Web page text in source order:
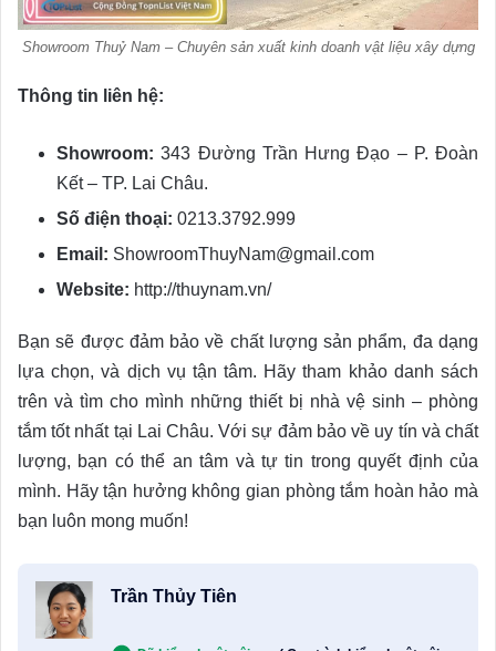
Showroom Thuỷ Nam – Chuyên sản xuất kinh doanh vật liệu xây dựng
Thông tin liên hệ:
Showroom: 343 Đường Trần Hưng Đạo – P. Đoàn
Kết – TP. Lai Châu.
Số điện thoại: 0213.3792.999
Email: ShowroomThuyNam@gmail.com
Website: http://thuynam.vn/
Bạn sẽ được đảm bảo về chất lượng sản phẩm, đa dạng
lựa chọn, và dịch vụ tận tâm. Hãy tham khảo danh sách
trên và tìm cho mình những thiết bị nhà vệ sinh – phòng
tắm tốt nhất tại Lai Châu. Với sự đảm bảo về uy tín và chất
lượng, bạn có thể an tâm và tự tin trong quyết định của
mình. Hãy tận hưởng không gian phòng tắm hoàn hảo mà
bạn luôn mong muốn!
Trần Thủy Tiên